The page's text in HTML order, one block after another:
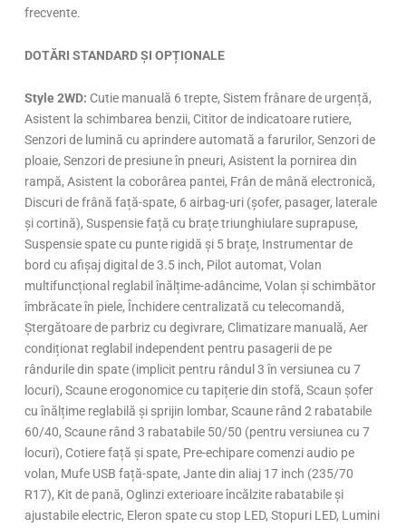
frecvente.
DOTĂRI STANDARD ȘI OPȚIONALE
Style 2WD: Cutie manuală 6 trepte, Sistem frânare de urgență,
Asistent la schimbarea benzii, Cititor de indicatoare rutiere,
Senzori de lumină cu aprindere automată a farurilor, Senzori de
ploaie, Senzori de presiune în pneuri, Asistent la pornirea din
rampă, Asistent la coborârea pantei, Frân de mână electronică,
Discuri de frână față-spate, 6 airbag-uri (șofer, pasager, laterale
și cortină), Suspensie față cu brațe triunghiulare suprapuse,
Suspensie spate cu punte rigidă și 5 brațe, Instrumentar de
bord cu afișaj digital de 3.5 inch, Pilot automat, Volan
multifuncțional reglabil înălțime-adâncime, Volan și schimbător
îmbrăcate în piele, Închidere centralizată cu telecomandă,
Ștergătoare de parbriz cu degivrare, Climatizare manuală, Aer
condiționat reglabil independent pentru pasagerii de pe
rândurile din spate (implicit pentru rândul 3 în versiunea cu 7
locuri), Scaune erogonomice cu tapițerie din stofă, Scaun șofer
cu înălțime reglabilă și sprijin lombar, Scaune rând 2 rabatabile
60/40, Scaune rând 3 rabatabile 50/50 (pentru versiunea cu 7
locuri), Cotiere față și spate, Pre-echipare comenzi audio pe
volan, Mufe USB față-spate, Jante din aliaj 17 inch (235/70
R17), Kit de pană, Oglinzi exterioare încălzite rabatabile și
ajustabile electric, Eleron spate cu stop LED, Stopuri LED, Lumini